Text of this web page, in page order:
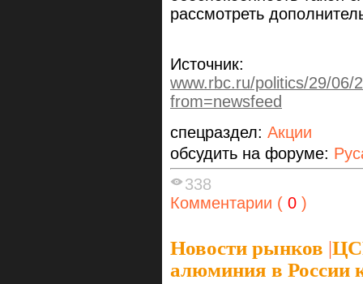
рассмотреть
Источник:
www.rbc.ru/politics/29/06/
from=newsfeed
спецраздел: Акции
обсудить на форуме:
338
Комментарии ( 0 )
Новости рынков |
алюминия в России